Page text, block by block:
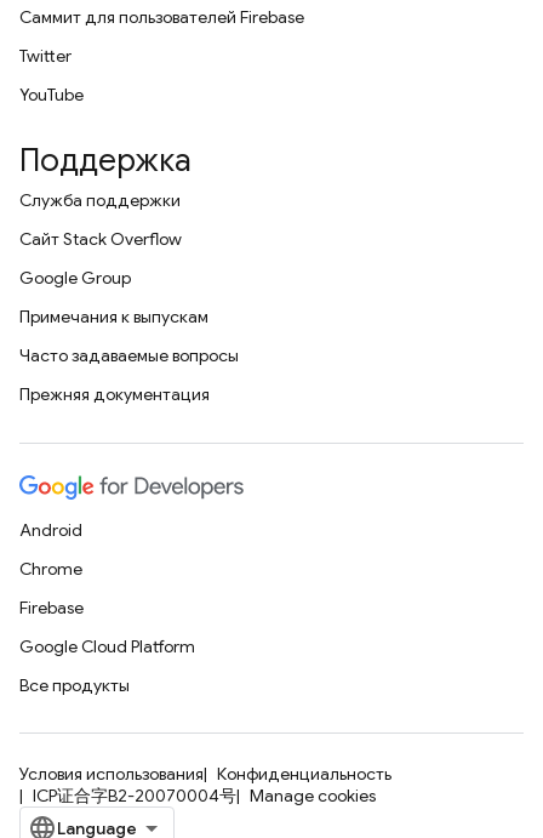
Саммит для пользователей Firebase
Twitter
YouTube
Поддержка
Служба поддержки
Сайт Stack Overflow
Google Group
Примечания к выпускам
Часто задаваемые вопросы
Прежняя документация
Android
Chrome
Firebase
Google Cloud Platform
Все продукты
Условия использования
Конфиденциальность
ICP证合字B2-20070004号
Manage cookies